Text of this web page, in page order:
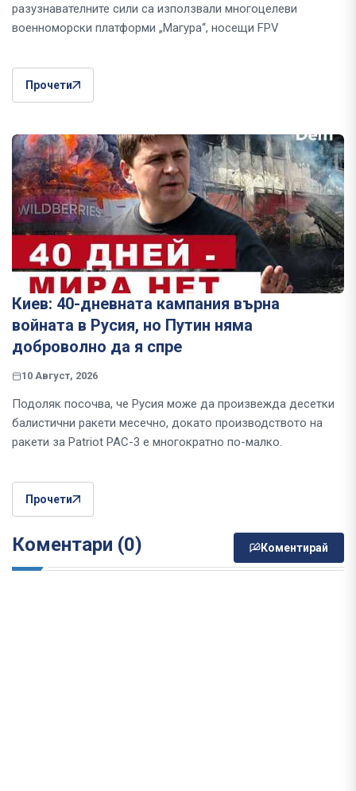
разузнавателните сили са използвали многоцелеви
военноморски платформи „Магура“, носещи FPV
Прочети
Киев: 40-дневната кампания върна
войната в Русия, но Путин няма
доброволно да я спре
10 Август, 2026
Подоляк посочва, че Русия може да произвежда десетки
балистични ракети месечно, докато производството на
ракети за Patriot PAC-3 е многократно по-малко.
Прочети
Коментари (0) Коментирай